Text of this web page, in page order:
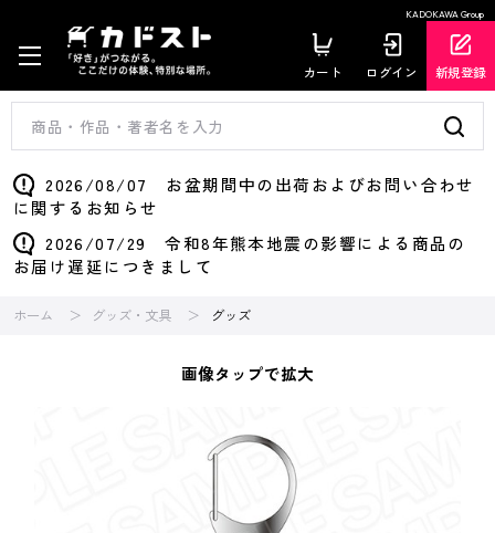
KADOKAWA Group
カート ログイン 新規登録
2026/08/07 お盆期間中の出荷およびお問い合わせ
に関するお知らせ
2026/07/29 令和8年熊本地震の影響による商品の
お届け遅延につきまして
ホーム グッズ・文具 グッズ
画像タップで拡大